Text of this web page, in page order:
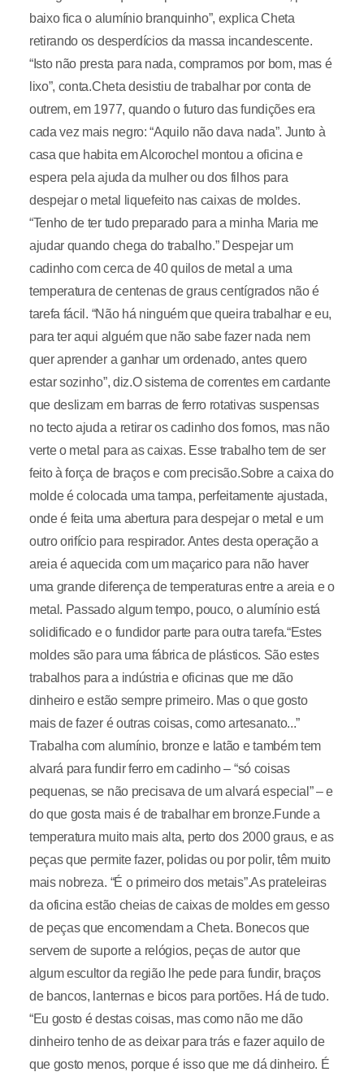
baixo fica o alumínio branquinho”, explica Cheta
retirando os desperdícios da massa incandescente.
“Isto não presta para nada, compramos por bom, mas é
lixo”, conta.Cheta desistiu de trabalhar por conta de
outrem, em 1977, quando o futuro das fundições era
cada vez mais negro: “Aquilo não dava nada”. Junto à
casa que habita em Alcorochel montou a oficina e
espera pela ajuda da mulher ou dos filhos para
despejar o metal liquefeito nas caixas de moldes.
“Tenho de ter tudo preparado para a minha Maria me
ajudar quando chega do trabalho.” Despejar um
cadinho com cerca de 40 quilos de metal a uma
temperatura de centenas de graus centígrados não é
tarefa fácil. “Não há ninguém que queira trabalhar e eu,
para ter aqui alguém que não sabe fazer nada nem
quer aprender a ganhar um ordenado, antes quero
estar sozinho”, diz.O sistema de correntes em cardante
que deslizam em barras de ferro rotativas suspensas
no tecto ajuda a retirar os cadinho dos fornos, mas não
verte o metal para as caixas. Esse trabalho tem de ser
feito à força de braços e com precisão.Sobre a caixa do
molde é colocada uma tampa, perfeitamente ajustada,
onde é feita uma abertura para despejar o metal e um
outro orifício para respirador. Antes desta operação a
areia é aquecida com um maçarico para não haver
uma grande diferença de temperaturas entre a areia e o
metal. Passado algum tempo, pouco, o alumínio está
solidificado e o fundidor parte para outra tarefa.“Estes
moldes são para uma fábrica de plásticos. São estes
trabalhos para a indústria e oficinas que me dão
dinheiro e estão sempre primeiro. Mas o que gosto
mais de fazer é outras coisas, como artesanato...”
Trabalha com alumínio, bronze e latão e também tem
alvará para fundir ferro em cadinho – “só coisas
pequenas, se não precisava de um alvará especial” – e
do que gosta mais é de trabalhar em bronze.Funde a
temperatura muito mais alta, perto dos 2000 graus, e as
peças que permite fazer, polidas ou por polir, têm muito
mais nobreza. “É o primeiro dos metais”.As prateleiras
da oficina estão cheias de caixas de moldes em gesso
de peças que encomendam a Cheta. Bonecos que
servem de suporte a relógios, peças de autor que
algum escultor da região lhe pede para fundir, braços
de bancos, lanternas e bicos para portões. Há de tudo.
“Eu gosto é destas coisas, mas como não me dão
dinheiro tenho de as deixar para trás e fazer aquilo de
que gosto menos, porque é isso que me dá dinheiro. É